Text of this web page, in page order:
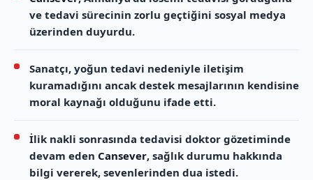
ve tedavi sürecinin zorlu geçtiğini sosyal medya
üzerinden duyurdu.
Sanatçı, yoğun tedavi nedeniyle iletişim
kuramadığını ancak destek mesajlarının kendisine
moral kaynağı olduğunu ifade etti.
İlik nakli sonrasında tedavisi doktor gözetiminde
devam eden Cansever, sağlık durumu hakkında
bilgi vererek, sevenlerinden dua istedi.